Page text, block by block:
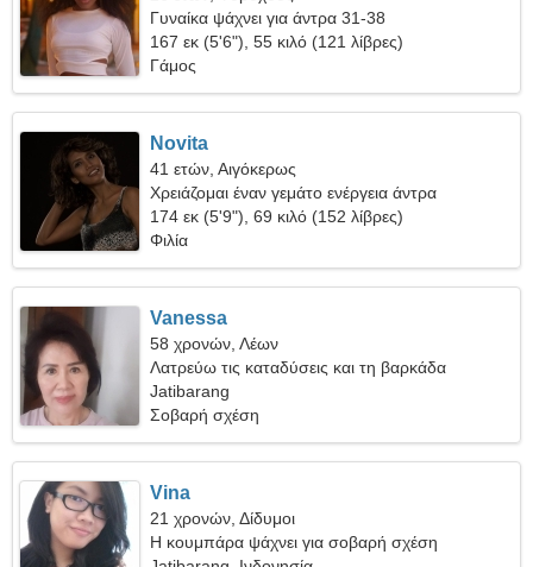
Γυναίκα ψάχνει για άντρα 31-38
167 εκ (5'6"), 55 κιλό (121 λίβρες)
Γάμος
Novita
41 ετών, Αιγόκερως
Χρειάζομαι έναν γεμάτο ενέργεια άντρα
174 εκ (5'9"), 69 κιλό (152 λίβρες)
Φιλία
Vanessa
58 χρονών, Λέων
Λατρεύω τις καταδύσεις και τη βαρκάδα
Jatibarang
Σοβαρή σχέση
Vina
21 χρονών, Δίδυμοι
Η κουμπάρα ψάχνει για σοβαρή σχέση